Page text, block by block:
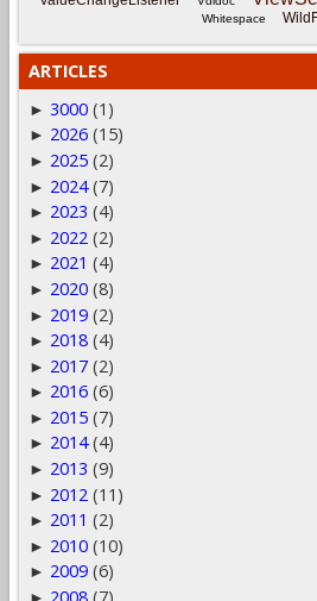
Whitespace
ARTICLES
► 3000 (1)
► 2026 (15)
► 2025 (2)
► 2024 (7)
► 2023 (4)
► 2022 (2)
► 2021 (4)
► 2020 (8)
► 2019 (2)
► 2018 (4)
► 2017 (2)
► 2016 (6)
► 2015 (7)
► 2014 (4)
► 2013 (9)
► 2012 (11)
► 2011 (2)
► 2010 (10)
► 2009 (6)